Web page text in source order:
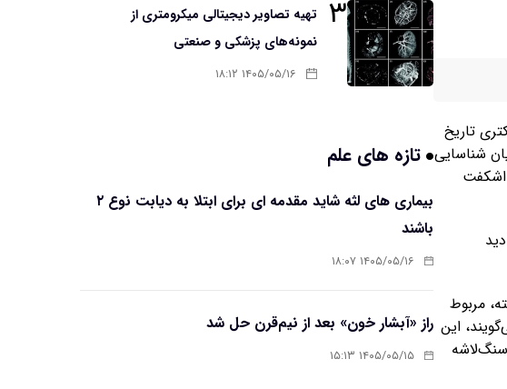
تاریخ
شناسایی
اشکفت
مربوط
این
۳
تهیه تصاویر دیجیتالی میکرومتری از
نمونه‌های پزشکی و صنعتی
۱۴۰۵/۰۵/۱۶ ۱۸:۱۲
تازه های علم
بیماری های لثه شاید مقدمه ای برای ابتلا به دیابت نوع ۲
باشند
۱۴۰۵/۰۵/۱۶ ۱۸:۰۷
راز «آبشار خون» بعد از نیم‌قرن حل شد
۱۴۰۵/۰۵/۱۵ ۱۵:۱۳